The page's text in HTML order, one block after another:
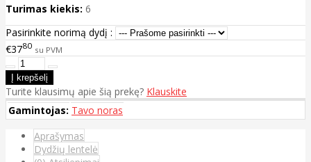
Turimas kiekis: 6
Pasirinkite norimą dydį :
€3780 su PVM
Turite klausimų apie šią prekę? Klauskite
Gamintojas: Tavo noras
Aprašymas
Dydžių lentelė